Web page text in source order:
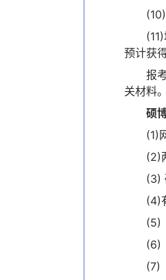
预计获
报
关材料。
硕
(1)
(2)
(3)
(4)
(5)
(6)
(7)